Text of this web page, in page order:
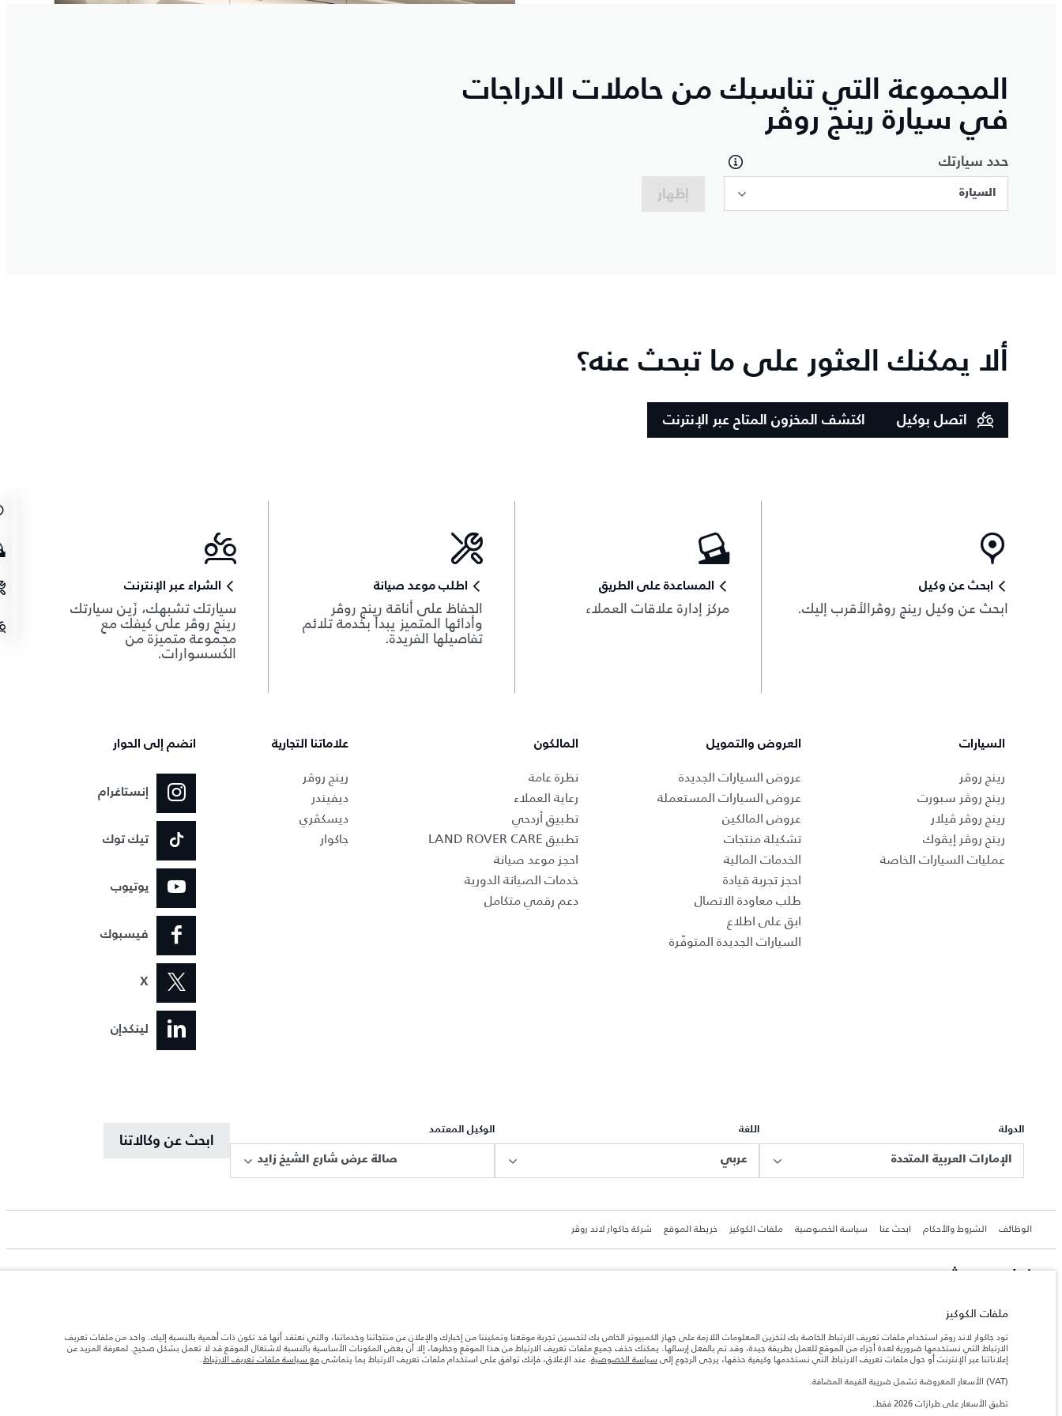
المجموعة التي تناسبك من حاملات الدراجات
في سيارة رينج روڤر
حدد سيارتك
السيارة إظهار
ألا يمكنك العثور على ما تبحث عنه؟
اتصل بوكيل اكتشف المخزون المتاح عبر الإنترنت
ابحث عن وكيل
ابحث عن وكيل رينج روڤرالأقرب إليك.
المساعدة على الطريق
مركز إدارة علاقات العملاء
اطلب موعد صيانة
الحفاظ على أناقة رينج روڤر
وأدائها المتميز يبدأ بخدمة تلائم
تفاصيلها الفريدة.
الشراء عبر الإنترنت
سيارتك تشبهك، زَين سيارتك
رينج روڤر على كيفك مع
مجموعة متميزة من
الكسسوارات.
السيارات
رينج روڤر
رينج روڤر سبورت
رينج روڤر ڤيلار
رينج روڤر إيڤوك
عمليات السيارات الخاصة
العروض والتمويل
عروض السيارات الجديدة
عروض السيارات المستعملة
عروض المالكين
تشكيلة منتجات
الخدمات المالية
احجز تجربة قيادة
طلب معاودة الاتصال
ابق على اطلاع
السيارات الجديدة المتوفّرة
المالكون
نظرة عامة
رعاية العملاء
تطبيق أردحي
تطبيق LAND ROVER CARE
احجز موعد صيانة
خدمات الصيانة الدورية
دعم رقمي متكامل
علاماتنا التجارية
رينج روڤر
ديفيندر
ديسكڤري
جاكوار
انضم إلى الحوار
إنستاغرام
تيك توك
يوتيوب
فيسبوك
X
لينكدإن
الدولة
الإمارات العربية المتحدة
اللغة
عربي
الوكيل المعتمد
صالة عرض شارع الشيخ زايد
ابحث عن وكالاتنا
الوظائف الشروط والأحكام ابحث عنا سياسة الخصوصية ملفات الكوكيز خريطة الموقع شركة جاكوار لاند روڤر
الإمارات العربية المتحدة, الطاير للسيارات
تعكس الأوزان المذكورة مواصفات السيارة القياسية. سوف تؤثر الإكسسوارات وغيرها من العناصر المثبتة بعد نقطة التصنيع في الحمولة. تأكد من عدم تجاوز الوزن الإجمالي للسيارة والحد الأقصى لأحمال المحور عند تحميل السيارة بالإكسسوارات والركاب والسوائل والوقود والحمولة.
المعلومات والمواصفات والأسعار والألوان المذكورة على هذا الموقع قد تختلف من بلد إلى آخر، كما أنّها قد تتغير بدون إشعار مسبق. الرجاء التواصل مع وكيلنا المحلي للتأكد من توفّرها والتحقق من الأسعار.
ملاحظة مهمة حول الصور والمواصفات.إن النقص العالمي في أشباه الموصلات يؤثر حاليًا في مواصفات تصميم السيارات وتوفر الخيارات وتوقيتات التصاميم. هذا ظرف ديناميكي للغاية، ونتيجة لذلك، قد لا تمثّل الصور المستخدَمة ضمن موقع الويب حاليًا المواصفات الحالية بالكامل بالنسبة إلى الميزات
والخيارات والحلية ومجموعات الألوان. يرجى استشارة وكيلك الذي سيتمكّن من تأكيد أي تقييدات حالية معك للسماح لك باتخاذ قرار مدروس
ملفات الكوكيز
تود جاكوار لاند روڤر استخدام ملفات تعريف الارتباط الخاصة بك لتخزين المعلومات اللازمة على جهاز الكمبيوتر الخاص بك لتحسين تجربة موقعنا وتمكيننا من إخبارك والإعلان عن منتجاتنا وخدماتنا، والتي نعتقد أنها قد تكون ذات أهمية بالنسبة إليك. واحد من ملفات تعريف
الارتباط التي نستخدمها ضرورية لعدة أجزاء من الموقع للعمل بطريقة جيدة، وقد تم بالفعل إرسالها. يمكنك حذف جميع ملفات تعريف الارتباط من هذا الموقع وحظرها، إلا أن بعض المكونات الأساسية بالنسبة لاشتغال الموقع قد لا تعمل بشكل صحيح. لمعرفة المزيد عن
إعلاناتنا عبر الإنترنت أو حول ملفات تعريف الارتباط التي نستخدمها وكيفية حذفها، يرجى الرجوع إلى سياسة الخصوصية. عند الإغلاق، فإنك توافق على استخدام ملفات تعريف الارتباط بما يتماشىمع سياسة ملفات تعريف الارتباط.
(VAT) الأسعار المعروضة تشمل ضريبة القيمة المضافة.
تطبق الأسعار على طرازات 2026 فقط.